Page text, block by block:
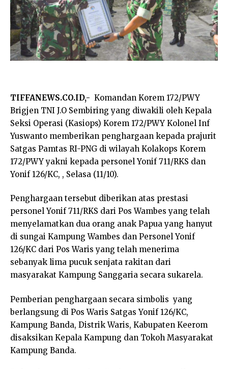
TIFFANEWS.CO.ID,- Komandan Korem 172/PWY
Brigjen TNI J.O Sembiring yang diwakili oleh Kepala
Seksi Operasi (Kasiops) Korem 172/PWY Kolonel Inf
Yuswanto memberikan penghargaan kepada prajurit
Satgas Pamtas RI-PNG di wilayah Kolakops Korem
172/PWY yakni kepada personel Yonif 711/RKS dan
Yonif 126/KC, , Selasa (11/10).
Penghargaan tersebut diberikan atas prestasi
personel Yonif 711/RKS dari Pos Wambes yang telah
menyelamatkan dua orang anak Papua yang hanyut
di sungai Kampung Wambes dan Personel Yonif
126/KC dari Pos Waris yang telah menerima
sebanyak lima pucuk senjata rakitan dari
masyarakat Kampung Sanggaria secara sukarela.
Pemberian penghargaan secara simbolis yang
berlangsung di Pos Waris Satgas Yonif 126/KC,
Kampung Banda, Distrik Waris, Kabupaten Keerom
disaksikan Kepala Kampung dan Tokoh Masyarakat
Kampung Banda.